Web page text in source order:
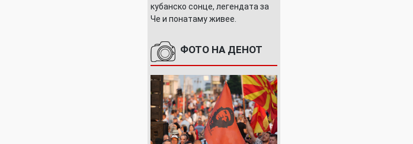
кубанско сонце, легендата за
Че и понатаму живее.
ФОТО НА ДЕНОТ